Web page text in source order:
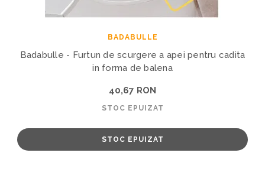
BADABULLE
Badabulle - Furtun de scurgere a apei pentru cadita
in forma de balena
40,67 RON
STOC EPUIZAT
STOC EPUIZAT